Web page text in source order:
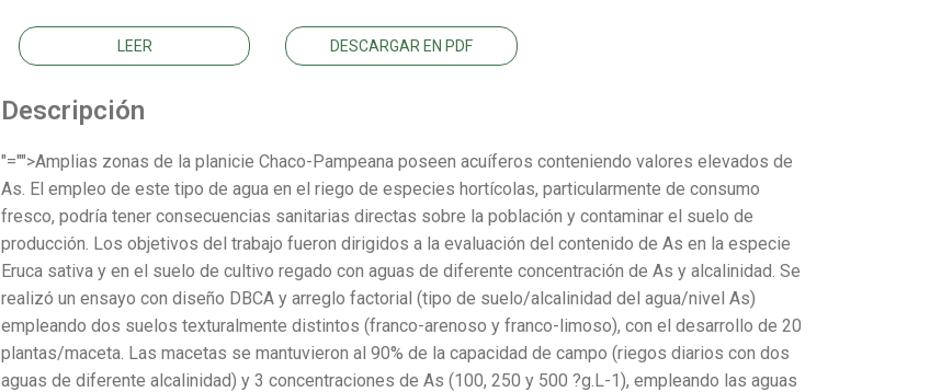
LEER DESCARGAR EN PDF
Descripción
"="">Amplias zonas de la planicie Chaco-Pampeana poseen acuíferos conteniendo valores elevados de
As. El empleo de este tipo de agua en el riego de especies hortícolas, particularmente de consumo
fresco, podría tener consecuencias sanitarias directas sobre la población y contaminar el suelo de
producción. Los objetivos del trabajo fueron dirigidos a la evaluación del contenido de As en la especie
Eruca sativa y en el suelo de cultivo regado con aguas de diferente concentración de As y alcalinidad. Se
realizó un ensayo con diseño DBCA y arreglo factorial (tipo de suelo/alcalinidad del agua/nivel As)
empleando dos suelos texturalmente distintos (franco-arenoso y franco-limoso), con el desarrollo de 20
plantas/maceta. Las macetas se mantuvieron al 90% de la capacidad de campo (riegos diarios con dos
aguas de diferente alcalinidad) y 3 concentraciones de As (100, 250 y 500 ?g.L-1), empleando las aguas